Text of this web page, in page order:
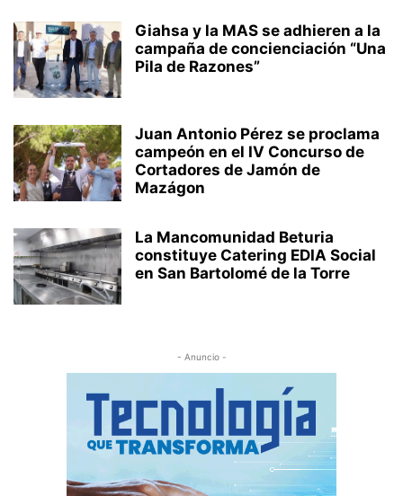
Giahsa y la MAS se adhieren a la
campaña de concienciación “Una
Pila de Razones”
Juan Antonio Pérez se proclama
campeón en el IV Concurso de
Cortadores de Jamón de
Mazágon
La Mancomunidad Beturia
constituye Catering EDIA Social
en San Bartolomé de la Torre
- Anuncio -